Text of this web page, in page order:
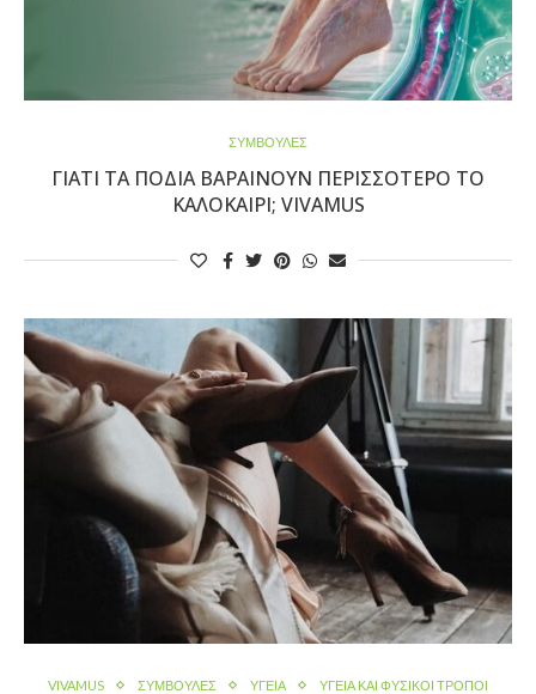
ΣΥΜΒΟΥΛΕΣ
ΓΙΑΤΊ ΤΑ ΠΌΔΙΑ ΒΑΡΑΊΝΟΥΝ ΠΕΡΙΣΣΌΤΕΡΟ ΤΟ
ΚΑΛΟΚΑΊΡΙ; VIVAMUS
VIVAMUS ΣΥΜΒΟΥΛΕΣ ΥΓΕΙΑ ΥΓΕΊΑ ΚΑΙ ΦΥΣΙΚΟΙ ΤΡΟΠΟΙ